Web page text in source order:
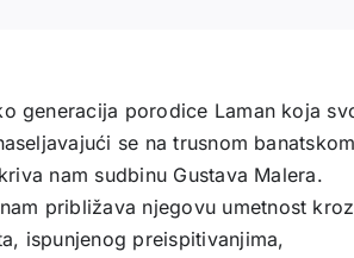
generacija porodice Laman koja
se na trusnom banatskom
nam sudbinu Gustava Malera.
približava njegovu umetnost kroz
ispunjenog preispitivanjima,